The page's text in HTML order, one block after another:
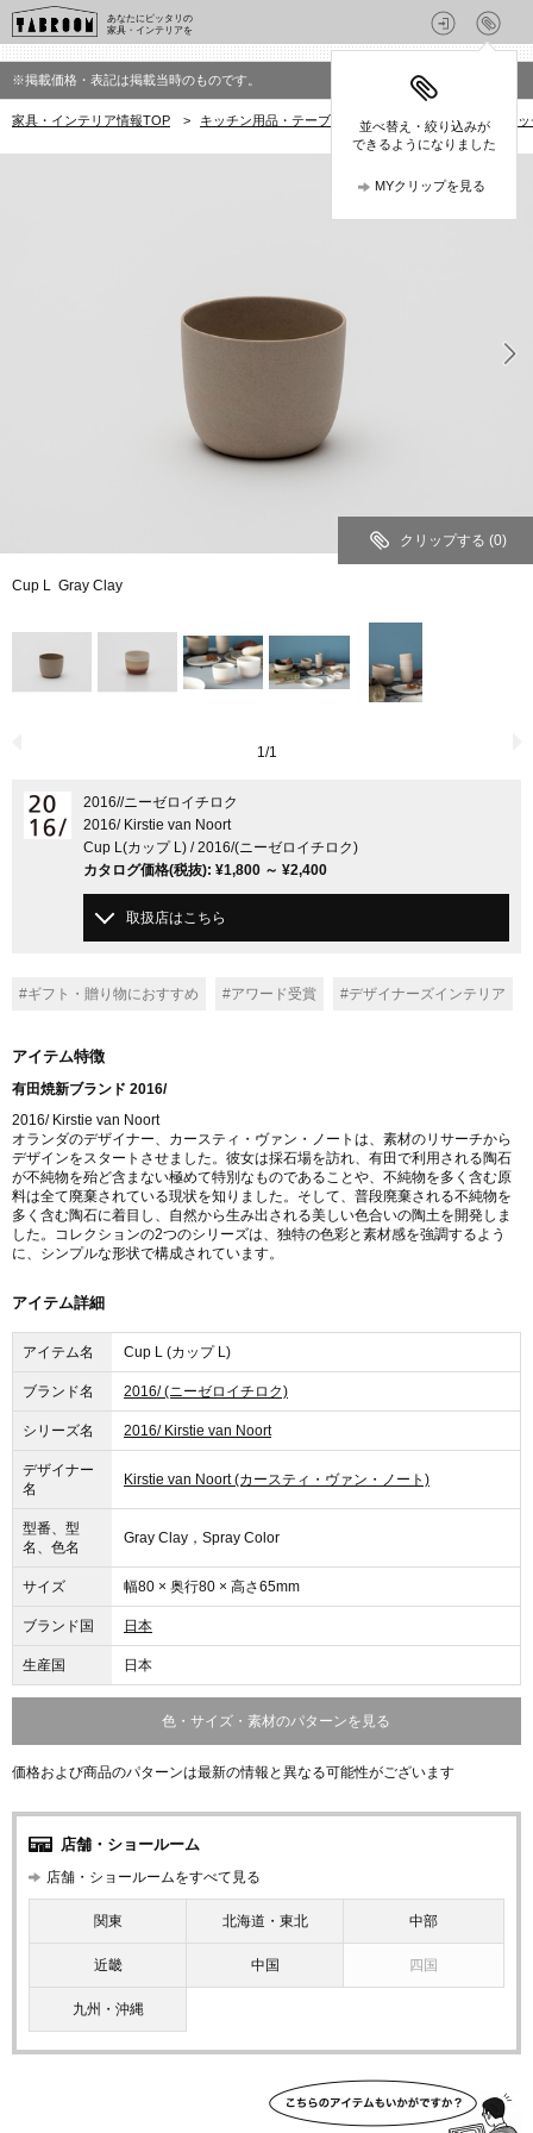
あなたにピッタリの
家具・インテリアを
並べ替え・絞り込みが
できるようになりました
MYクリップを見る
※掲載価格・表記は掲載当時のものです。
家具・インテリア情報TOP > キッチン用品・テーブルウェア > キッチン用品・キ
クリップする (0)
Cup L Gray Clay
1/1
2016//ニーゼロイチロク
2016/ Kirstie van Noort
Cup L(カップ L) / 2016/(ニーゼロイチロク)
カタログ価格(税抜): ¥1,800 ～ ¥2,400
取扱店はこちら
#ギフト・贈り物におすすめ #アワード受賞 #デザイナーズインテリア
アイテム特徴
有田焼新ブランド 2016/
2016/ Kirstie van Noort
オランダのデザイナー、カースティ・ヴァン・ノートは、素材のリサーチから
デザインをスタートさせました。彼女は採石場を訪れ、有田で利用される陶石
が不純物を殆ど含まない極めて特別なものであることや、不純物を多く含む原
料は全て廃棄されている現状を知りました。そして、普段廃棄される不純物を
多く含む陶石に着目し、自然から生み出される美しい色合いの陶土を開発しま
した。コレクションの2つのシリーズは、独特の色彩と素材感を強調するよう
に、シンプルな形状で構成されています。
アイテム詳細
アイテム名 Cup L (カップ L)
ブランド名 2016/ (ニーゼロイチロク)
シリーズ名 2016/ Kirstie van Noort
デザイナー
名
Kirstie van Noort (カースティ・ヴァン・ノート)
型番、型
名、色名
Gray Clay，Spray Color
サイズ 幅80 × 奥行80 × 高さ65mm
ブランド国 日本
生産国 日本
色・サイズ・素材のパターンを見る
価格および商品のパターンは最新の情報と異なる可能性がございます
店舗・ショールーム
店舗・ショールームをすべて見る
関東 北海道・東北 中部
近畿 中国 四国
九州・沖縄